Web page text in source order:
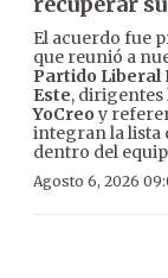
El acuerdo fue
que reunió a
Partido Liberal
Este, dirigentes
YoCreo y
integran la lista
dentro del
Agosto 6, 2026